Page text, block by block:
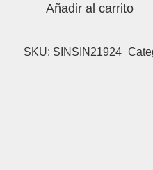
Añadir al carrito
SKU: SINSIN21924